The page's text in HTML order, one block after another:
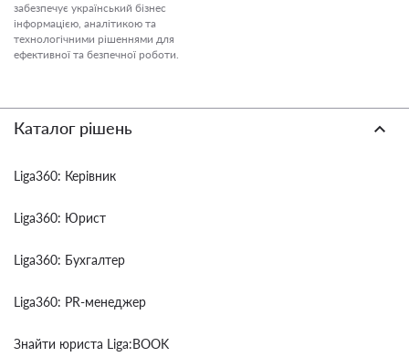
забезпечує український бізнес
інформацією, аналітикою та
технологічними рішеннями для
ефективної та безпечної роботи.
Каталог рішень
Liga360: Керівник
Liga360: Юрист
Liga360: Бухгалтер
Liga360: PR-менеджер
Знайти юриста Liga:BOOK